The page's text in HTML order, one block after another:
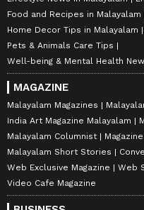
Food and Recipes in Malayalam
Home Decor Tips in Malayalam
Pets & Animals Care Tips
Well-being & Mental Health
MAGAZINE
Malayalam Magazines
India Art Magazine Malayalam
Malayalam Columnist
Malayalam Short Stories
Web Exclusive Magazine
Web
Video Cafe Magazine